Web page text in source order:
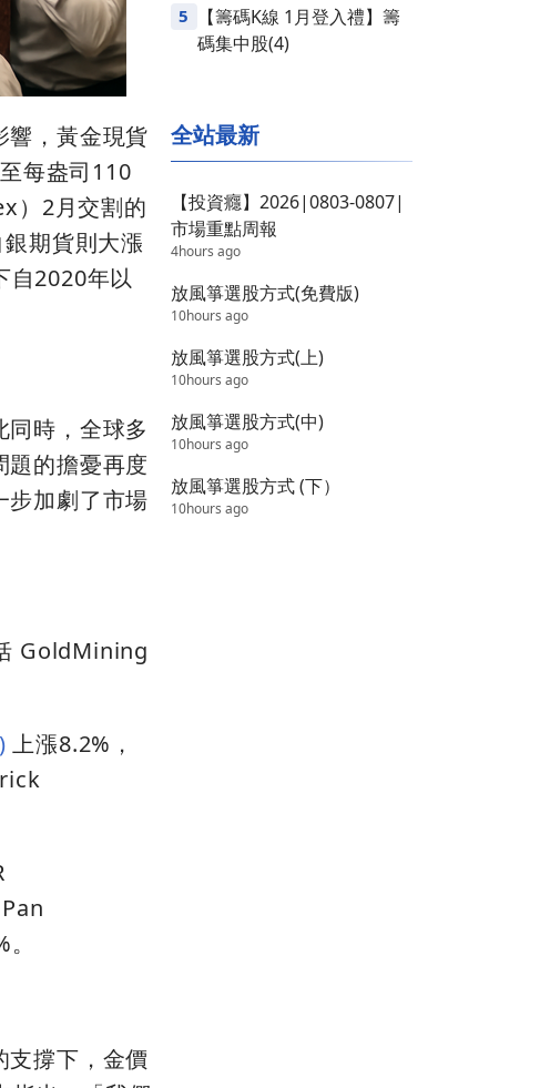
響，黃金現貨
每盎司110
）2月交割的
期貨則大漲
自2020年以
時，全球多
題的擔憂再度
步加劇了市場
GoldMining
上漲8.2%，
支撐下，金價
5
【籌碼K線 1月登入禮】籌
碼集中股(4)
全站最新
【投資癮】2026|0803-0807|
市場重點周報
4hours ago
放風箏選股方式(免費版)
10hours ago
放風箏選股方式(上)
10hours ago
放風箏選股方式(中)
10hours ago
放風箏選股方式 (下）
10hours ago